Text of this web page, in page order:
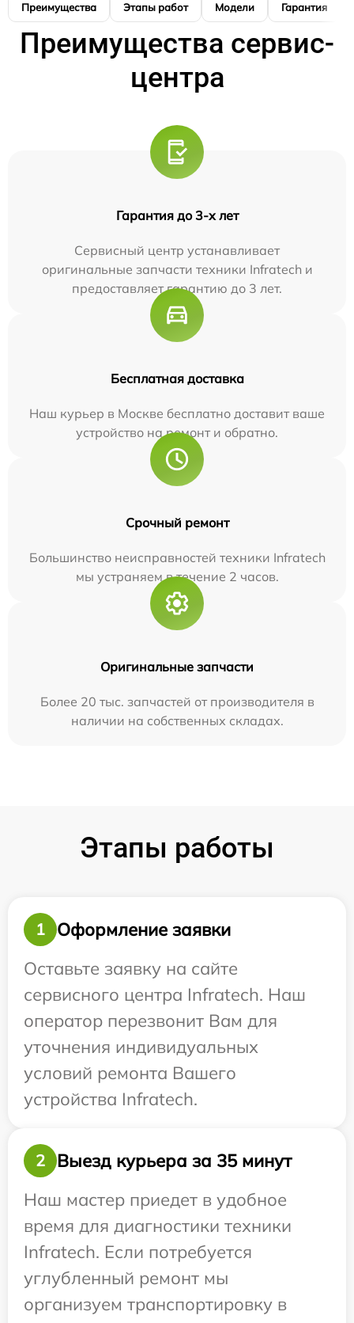
Преимущества Этапы работ Модели Гарантия
Преимущества сервис-
центра
Гарантия до 3-х лет
Сервисный центр устанавливает
оригинальные запчасти техники Infratech и
предоставляет гарантию до 3 лет.
Бесплатная доставка
Наш курьер в Москве бесплатно доставит ваше
устройство на ремонт и обратно.
Срочный ремонт
Большинство неисправностей техники Infratech
мы устраняем в течение 2 часов.
Оригинальные запчасти
Более 20 тыс. запчастей от производителя в
наличии на собственных складах.
Этапы работы
1
Оформление заявки
Оставьте заявку на сайте
сервисного центра Infratech. Наш
оператор перезвонит Вам для
уточнения индивидуальных
условий ремонта Вашего
устройства Infratech.
2
Выезд курьера за 35 минут
Наш мастер приедет в удобное
время для диагностики техники
Infratech. Если потребуется
углубленный ремонт мы
организуем транспортировку в